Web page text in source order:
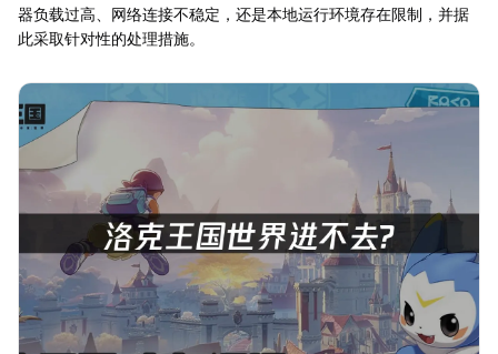
器负载过高、网络连接不稳定，还是本地运行环境存在限制，并据
此采取针对性的处理措施。